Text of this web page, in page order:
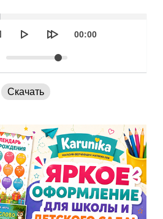
Текущее
00:00
Объем
Скачать